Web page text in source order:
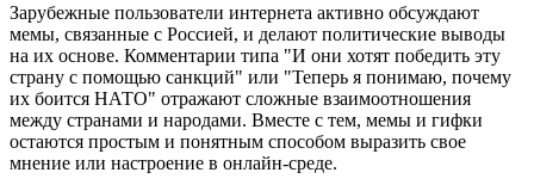
Зарубежные пользователи интернета активно обсуждают
мемы, связанные с Россией, и делают политические выводы
на их основе. Комментарии типа "И они хотят победить эту
страну с помощью санкций" или "Теперь я понимаю, почему
их боится НАТО" отражают сложные взаимоотношения
между странами и народами. Вместе с тем, мемы и гифки
остаются простым и понятным способом выразить свое
мнение или настроение в онлайн-среде.